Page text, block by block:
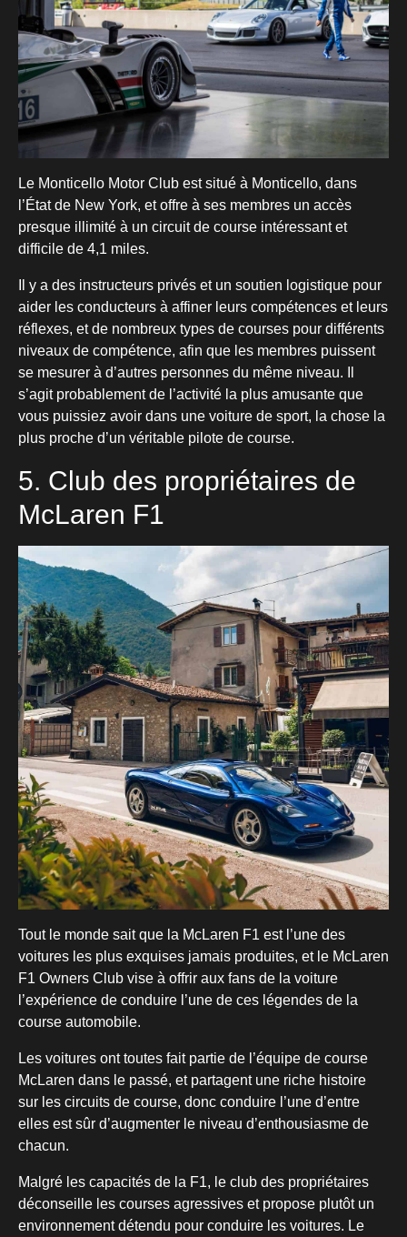
Le Monticello Motor Club est situé à Monticello, dans
l’État de New York, et offre à ses membres un accès
presque illimité à un circuit de course intéressant et
difficile de 4,1 miles.
Il y a des instructeurs privés et un soutien logistique pour
aider les conducteurs à affiner leurs compétences et leurs
réflexes, et de nombreux types de courses pour différents
niveaux de compétence, afin que les membres puissent
se mesurer à d’autres personnes du même niveau. Il
s’agit probablement de l’activité la plus amusante que
vous puissiez avoir dans une voiture de sport, la chose la
plus proche d’un véritable pilote de course.
5. Club des propriétaires de
McLaren F1
Tout le monde sait que la McLaren F1 est l’une des
voitures les plus exquises jamais produites, et le McLaren
F1 Owners Club vise à offrir aux fans de la voiture
l’expérience de conduire l’une de ces légendes de la
course automobile.
Les voitures ont toutes fait partie de l’équipe de course
McLaren dans le passé, et partagent une riche histoire
sur les circuits de course, donc conduire l’une d’entre
elles est sûr d’augmenter le niveau d’enthousiasme de
chacun.
Malgré les capacités de la F1, le club des propriétaires
déconseille les courses agressives et propose plutôt un
environnement détendu pour conduire les voitures. Le